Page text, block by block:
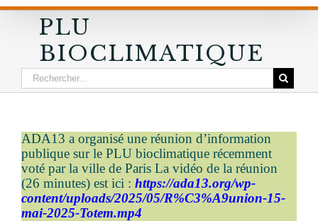
PLU
BIOCLIMATIQUE
ADA13 a organisé une réunion d’information
publique sur le PLU bioclimatique récemment
voté par la ville de Paris La vidéo de la réunion
(26 minutes) est ici : https://ada13.org/wp-
content/uploads/2025/05/R%C3%A9union-15-
mai-2025-Totem.mp4